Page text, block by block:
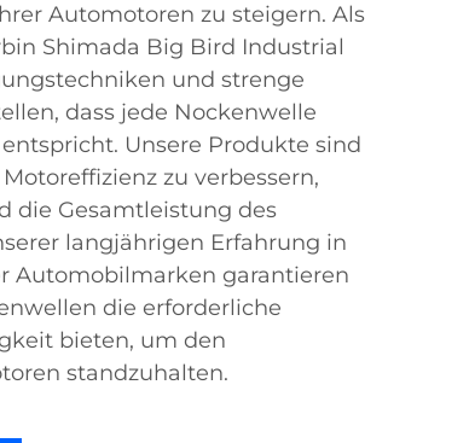
Automotoren zu steigern. Als
Shimada Big Bird Industrial
und strenge
dass jede Nockenwelle
Unsere Produkte sind
zu verbessern,
die Gesamtleistung des
langjährigen Erfahrung in
Automobilmarken garantieren
die erforderliche
bieten, um den
standzuhalten.